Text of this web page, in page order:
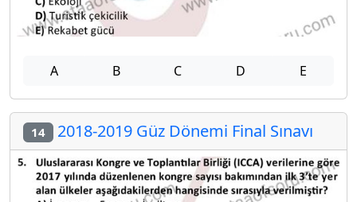
A B C D E
14 2018-2019 Güz Dönemi Final Sınavı